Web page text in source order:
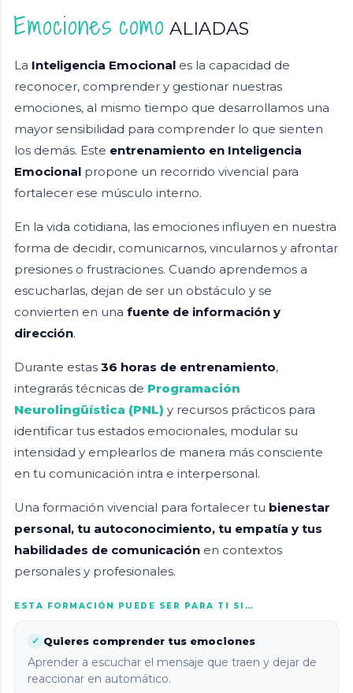
Emociones como ALIADAS
La Inteligencia Emocional es la capacidad de
reconocer, comprender y gestionar nuestras
emociones, al mismo tiempo que desarrollamos una
mayor sensibilidad para comprender lo que sienten
los demás. Este entrenamiento en Inteligencia
Emocional propone un recorrido vivencial para
fortalecer ese músculo interno.
En la vida cotidiana, las emociones influyen en nuestra
forma de decidir, comunicarnos, vincularnos y afrontar
presiones o frustraciones. Cuando aprendemos a
escucharlas, dejan de ser un obstáculo y se
convierten en una fuente de información y
dirección.
Durante estas 36 horas de entrenamiento,
integrarás técnicas de Programación
Neurolingüística (PNL) y recursos prácticos para
identificar tus estados emocionales, modular su
intensidad y emplearlos de manera más consciente
en tu comunicación intra e interpersonal.
Una formación vivencial para fortalecer tu bienestar
personal, tu autoconocimiento, tu empatía y tus
habilidades de comunicación en contextos
personales y profesionales.
ESTA FORMACIÓN PUEDE SER PARA TI SI…
✓ Quieres comprender tus emociones
Aprender a escuchar el mensaje que traen y dejar de
reaccionar en automático.